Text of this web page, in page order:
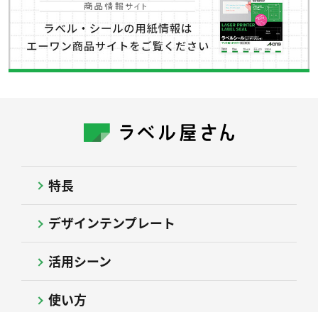
特長
デザインテンプレート
活用シーン
使い方